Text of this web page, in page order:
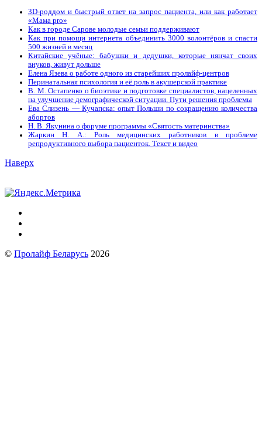
3D-роддом и быстрый ответ на запрос пациента, или как работает
«Мама prо»
Как в городе Сарове молодые семьи поддерживают
Как при помощи интернета объединить 3000 волонтёров и спасти
500 жизней в месяц
Китайские учёные: бабушки и дедушки, которые нянчат своих
внуков, живут дольше
Елена Язева о работе одного из старейших пролайф-центров
Перинатальная психология и её роль в акушерской практике
В. М. Остапенко о биоэтике и подготовке специалистов, нацеленных
на улучшение демографической ситуации. Пути решения проблемы
Ева Слизень — Кучапска: опыт Польши по сокращению количества
абортов
Н. В. Якунина о форуме программы «Святость материнства»
Жаркин Н. А.: Роль медицинских работников в проблеме
репродуктивного выбора пациенток. Tекст и видео
Наверх
© Пролайф Беларусь 2026